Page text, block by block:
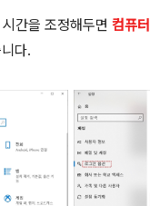
간을 조정해두면 컴퓨
다.